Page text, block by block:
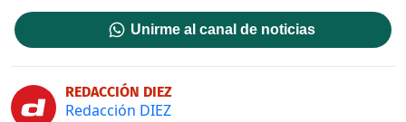
Unirme al canal de noticias
REDACCIÓN DIEZ
Redacción DIEZ